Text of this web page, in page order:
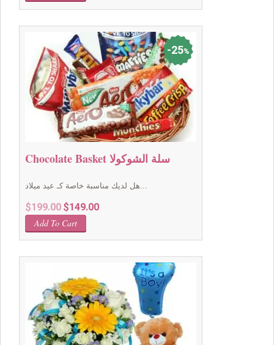
25%
Chocolate Basket سلة الشوكولا
هل لديك مناسبة خاصة كـ عيد ميلاد...
$199.00 Original
price
was:
$149.00Current
Add To Cart